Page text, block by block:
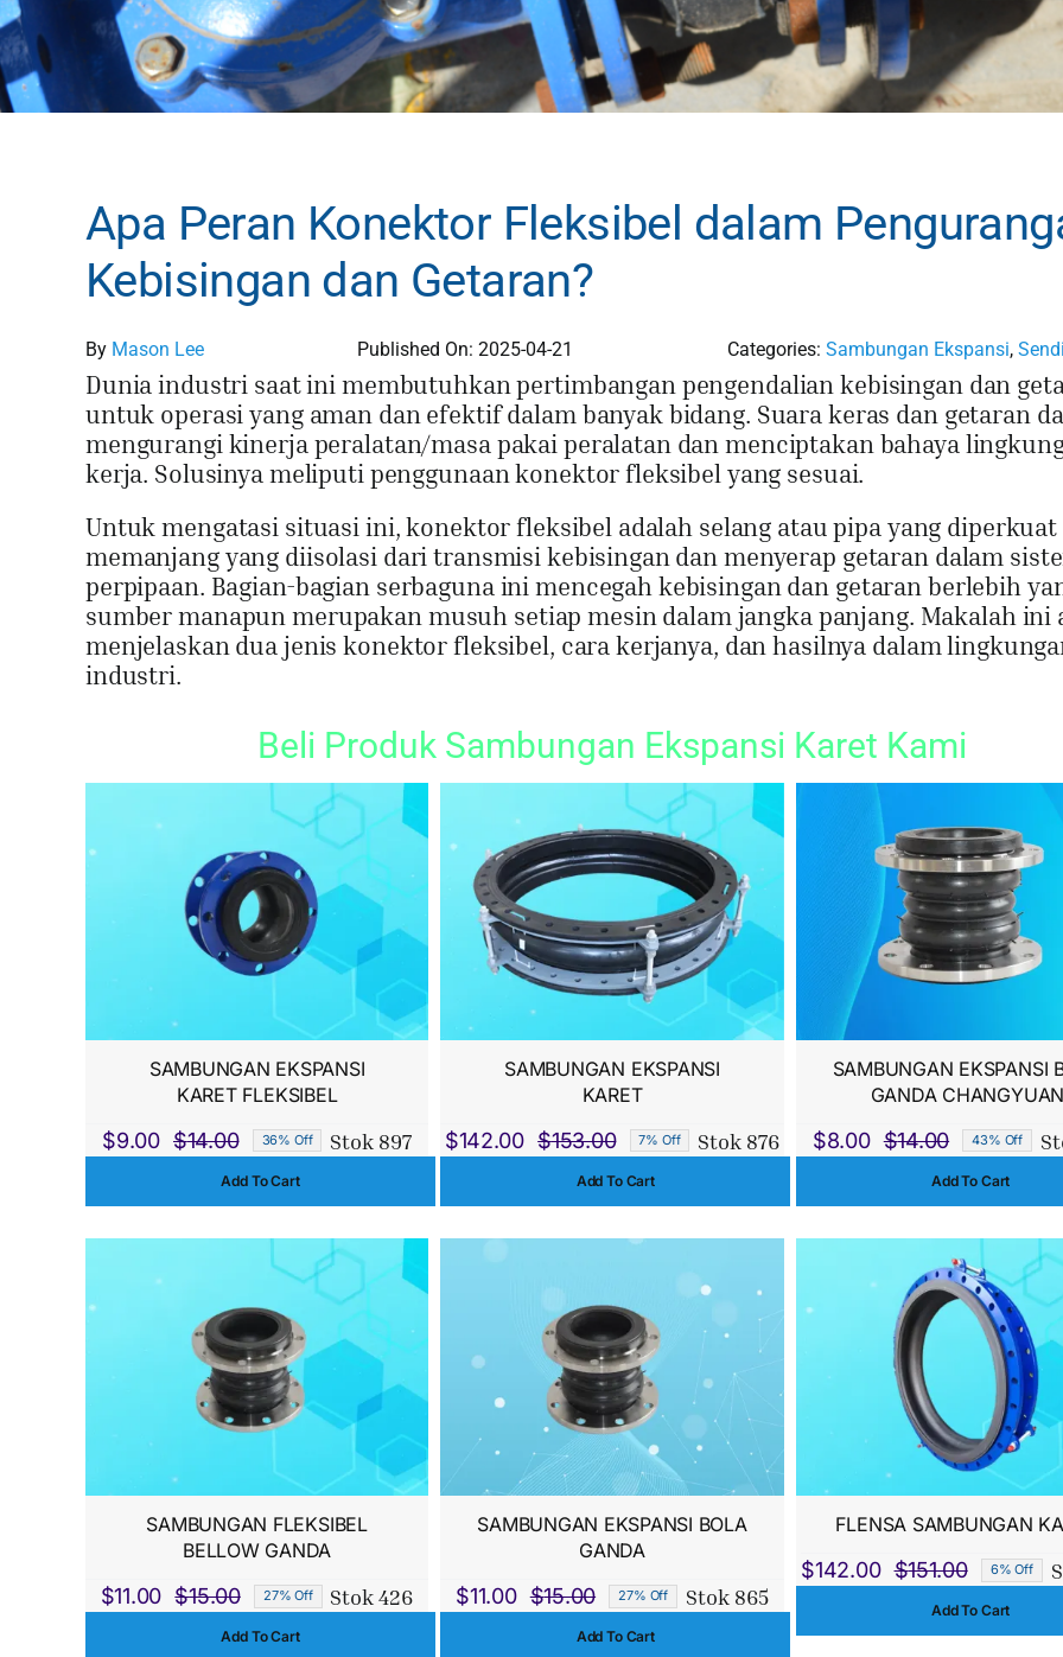
Apa Peran Konektor Fleksibel dalam
Kebisingan dan Getaran?
By Mason Lee Published On: 2025-04-21 Categories:Sambungan Ekspansi,
Dunia industri saat ini membutuhkan pertimbangan pengendalian kebisingan dan
untuk operasi yang aman dan efektif dalam banyak bidang. Suara keras dan getaran
mengurangi kinerja peralatan/masa pakai peralatan dan menciptakan bahaya
kerja. Solusinya meliputi penggunaan konektor fleksibel yang sesuai.
Untuk mengatasi situasi ini, konektor fleksibel adalah selang atau pipa yang diperkuat
memanjang yang diisolasi dari transmisi kebisingan dan menyerap getaran dalam
perpipaan. Bagian-bagian serbaguna ini mencegah kebisingan dan getaran berlebih
sumber manapun merupakan musuh setiap mesin dalam jangka panjang. Makalah ini
menjelaskan dua jenis konektor fleksibel, cara kerjanya, dan hasilnya dalam
industri.
Beli Produk Sambungan Ekspansi Karet Kami
SAMBUNGAN EKSPANSI
KARET FLEKSIBEL
$14.00
Harga
aslinya
$9.00
Harga
saat
$9.00.
36% Off Stok 897
Add To Cart
SAMBUNGAN EKSPANSI
KARET
$153.00
Harga
aslinya
$153.00.
$142.00
Harga
saat
adalah:
7% Off Stok 876
Add To Cart
SAMBUNGAN EKSPANSI
GANDA CHANGYUAN
$14.00
Harga
aslinya
$8.00
Harga
saat
$8.00.
43% Off
Add To Cart
SAMBUNGAN FLEKSIBEL
BELLOW GANDA
$15.00
Harga
aslinya
$11.00
Harga
saat
27% Off Stok 426
Add To Cart
SAMBUNGAN EKSPANSI BOLA
GANDA
$15.00
Harga
aslinya
$11.00
Harga
saat
27% Off Stok 865
Add To Cart
FLENSA SAMBUNGAN
$151.00
Harga
aslinya
$142.00
Harga
saat
6% Off
Add To Cart